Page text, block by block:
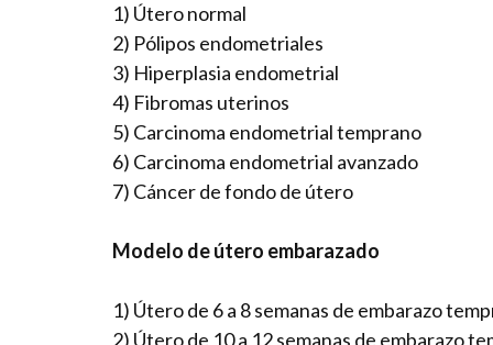
1) Útero normal
2) Pólipos endometriales
3) Hiperplasia endometrial
4) Fibromas uterinos
5) Carcinoma endometrial temprano
6) Carcinoma endometrial avanzado
7) Cáncer de fondo de útero
Modelo de útero embarazado
1) Útero de 6 a 8 semanas de embarazo
2) Útero de 10 a 12 semanas de embarazo